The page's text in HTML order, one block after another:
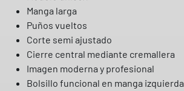
Manga larga
Puños vueltos
Corte semi ajustado
Cierre central mediante cremallera
Imagen moderna y profesional
Bolsillo funcional en manga izquierda